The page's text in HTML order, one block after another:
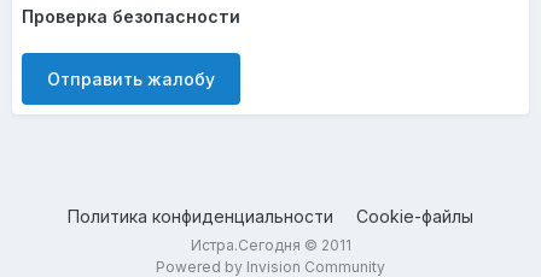
Проверка безопасности
Отправить жалобу
Политика конфиденциальности Cookie-файлы
Истра.Сегодня © 2011
Powered by Invision Community